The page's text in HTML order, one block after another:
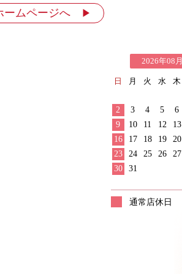
ームページへ ▶
2026年08月
日 月 火 水 木
2
3 4 5 6
9
10 11 12 13
16
17 18 19 20
23
24 25 26 27
30
31
通常店休日